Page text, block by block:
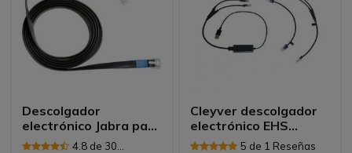
Descolgador
electrónico Jabra para
teléfonos Mitel
4.8 de 30
Cleyver descolgador
electrónico EHS
Yealink 405 de 1 Reseñas